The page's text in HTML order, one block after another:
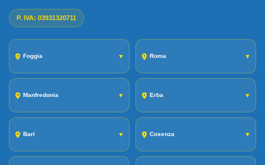
P. IVA: 03931320711
Foggia ▼ Roma ▼
Manfredonia ▼ Erba ▼
Bari ▼ Cosenza ▼